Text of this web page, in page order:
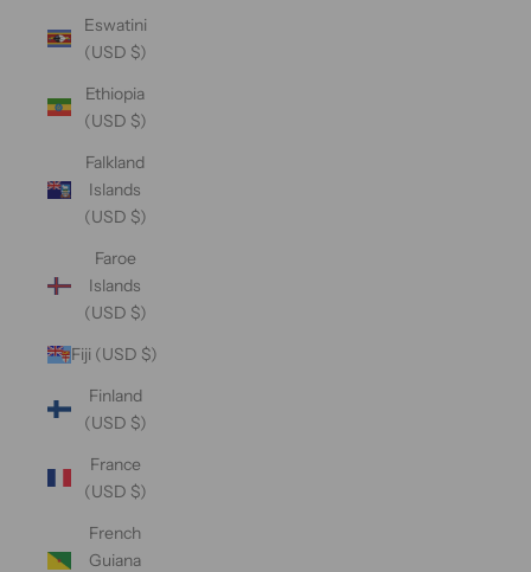
Eswatini
(USD $)
Ethiopia
(USD $)
Falkland
Islands
(USD $)
Faroe
Islands
(USD $)
Fiji (USD $)
Finland
(USD $)
France
(USD $)
French
Guiana